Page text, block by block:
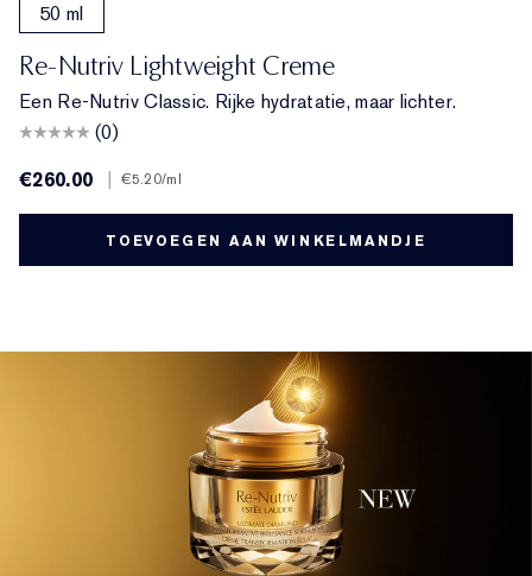
50 ml
Re-Nutriv Lightweight Creme
Een Re-Nutriv Classic. Rijke hydratatie, maar lichter.
(0)
€260.00
€5.20/ml
TOEVOEGEN AAN WINKELMANDJE